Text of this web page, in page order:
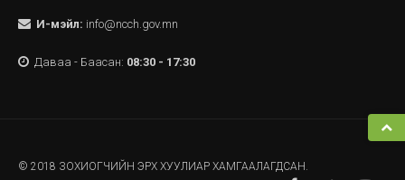
И-мэйл: info@ncch.gov.mn
Даваа - Баасан: 08:30 - 17:30
© 2018 ЗОХИОГЧИЙН ЭРХ ХУУЛИАР ХАМГААЛАГДСАН.